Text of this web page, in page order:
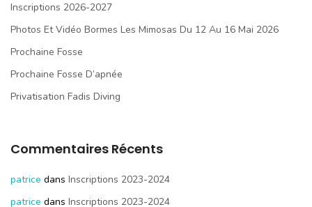
Inscriptions 2026-2027
Photos Et Vidéo Bormes Les Mimosas Du 12 Au 16 Mai 2026
Prochaine Fosse
Prochaine Fosse D’apnée
Privatisation Fadis Diving
Commentaires Récents
patrice dans Inscriptions 2023-2024
patrice dans Inscriptions 2023-2024